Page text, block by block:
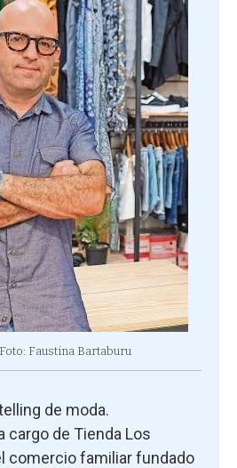
Foto: Faustina Bartaburu
de moda.
cargo de Tienda Los
comercio familiar fundado